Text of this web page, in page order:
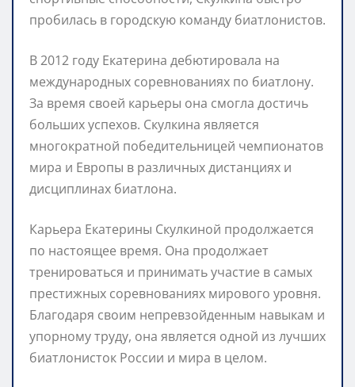
пробилась в городскую команду биатлонистов.
В 2012 году Екатерина дебютировала на
международных соревнованиях по биатлону.
За время своей карьеры она смогла достичь
больших успехов. Скулкина является
многократной победительницей чемпионатов
мира и Европы в различных дистанциях и
дисциплинах биатлона.
Карьера Екатерины Скулкиной продолжается
по настоящее время. Она продолжает
тренироваться и принимать участие в самых
престижных соревнованиях мирового уровня.
Благодаря своим непревзойденным навыкам и
упорному труду, она является одной из лучших
биатлонисток России и мира в целом.